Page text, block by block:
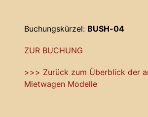
Buchungskürzel: BUSH-04
ZUR BUCHUNG
>>> Zurück zum Überblick der
Mietwagen Modelle